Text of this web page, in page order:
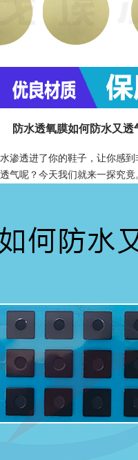
防水透氧膜如何防水又透
透进了你的鞋子，让你感到
气呢？今天我们就来一探究竟